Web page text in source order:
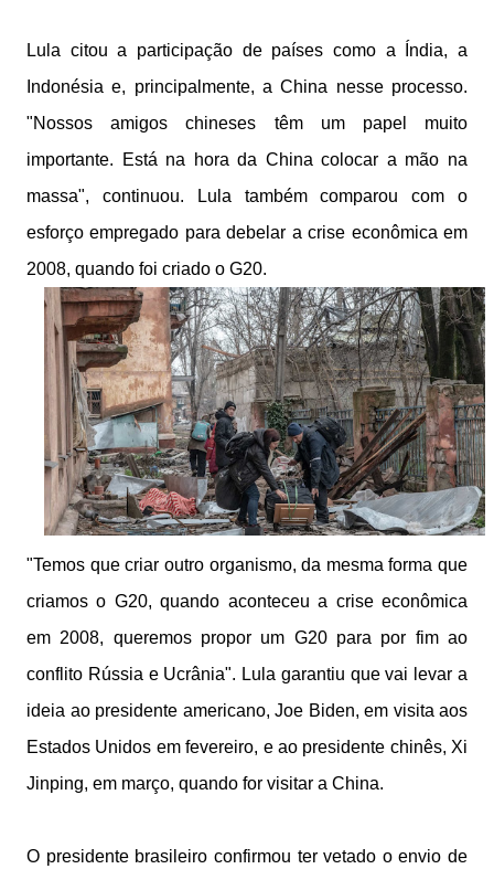
Lula citou a participação de países como a Índia, a
Indonésia e, principalmente, a China nesse processo.
"Nossos amigos chineses têm um papel muito
importante. Está na hora da China colocar a mão na
massa", continuou. Lula também comparou com o
esforço empregado para debelar a crise econômica em
2008, quando foi criado o G20.
"Temos que criar outro organismo, da mesma forma que
criamos o G20, quando aconteceu a crise econômica
em 2008, queremos propor um G20 para por fim ao
conflito Rússia e Ucrânia". Lula garantiu que vai levar a
ideia ao presidente americano, Joe Biden, em visita aos
Estados Unidos em fevereiro, e ao presidente chinês, Xi
Jinping, em março, quando for visitar a China.
O presidente brasileiro confirmou ter vetado o envio de